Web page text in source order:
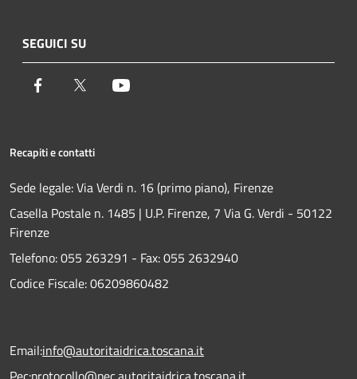
SEGUICI SU
Facebook Twitter
Recapiti e contatti
Sede legale: Via Verdi n. 16 (primo piano), Firenze
Casella Postale n. 1485 | U.P. Firenze, 7 Via G. Verdi - 50122
Firenze
Telefono:055 263291 - Fax:055 2632940
Codice Fiscale: 06209860482
Email:info@autoritaidrica.toscana.it